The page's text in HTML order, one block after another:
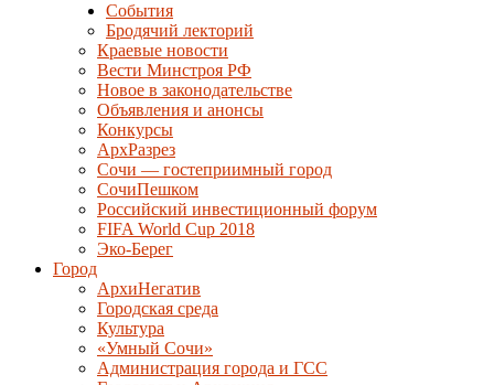
События
Бродячий лекторий
Краевые новости
Вести Минстроя РФ
Новое в законодательстве
Объявления и анонсы
Конкурсы
АрхРазрез
Сочи — гостеприимный город
СочиПешком
Российский инвестиционный форум
FIFA World Cup 2018
Эко-Берег
Город
АрхиНегатив
Городская среда
Культура
«Умный Сочи»
Администрация города и ГСС